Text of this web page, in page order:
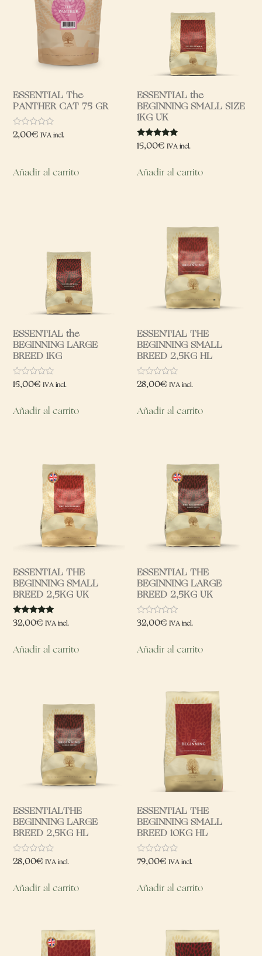
ESSENTIAL The
PANTHER CAT 75 GR
Valorado
con
2,00€ IVA incl.
Añadir al carrito
ESSENTIAL the
BEGINNING SMALL SIZE
1KG UK
Valorado
con
15,00€ IVA incl.
Añadir al carrito
ESSENTIAL the
BEGINNING LARGE
BREED 1KG
Valorado
con
5
15,00€ IVA incl.
Añadir al carrito
ESSENTIAL THE
BEGINNING SMALL
BREED 2,5KG HL
Valorado
con
5
28,00€ IVA incl.
Añadir al carrito
ESSENTIAL THE
BEGINNING SMALL
BREED 2,5KG UK
Valorado
con
32,00€ IVA incl.
Añadir al carrito
ESSENTIAL THE
BEGINNING LARGE
BREED 2,5KG UK
Valorado
con
5
32,00€ IVA incl.
Añadir al carrito
ESSENTIALTHE
BEGINNING LARGE
BREED 2,5KG HL
Valorado
con
5
28,00€ IVA incl.
Añadir al carrito
ESSENTIAL THE
BEGINNING SMALL
BREED 10KG HL
Valorado
con
5
79,00€ IVA incl.
Añadir al carrito